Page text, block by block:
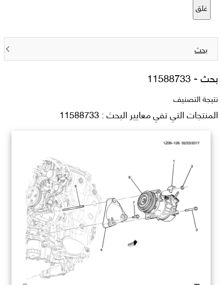
غلق
بحث
بحث -11588733
نتيجة التصنيف
المنتجات التي تفي معايير البحث : 11588733